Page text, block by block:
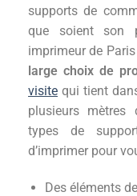
supports de
que soient son
imprimeur de
large choix de
visite qui tient
plusieurs
types de
d’imprimer pour
Des éléments de